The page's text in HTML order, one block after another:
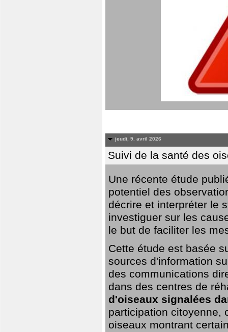
jeudi, 9. avril 2026
Suivi de la santé des
Une récente étude
potentiel des
décrire et interpréter le
investiguer sur les
le but de faciliter les
Cette étude est basée
sources d'information
des communications
dans des centres de
d'oiseaux signalées
participation citoyenne,
oiseaux montrant